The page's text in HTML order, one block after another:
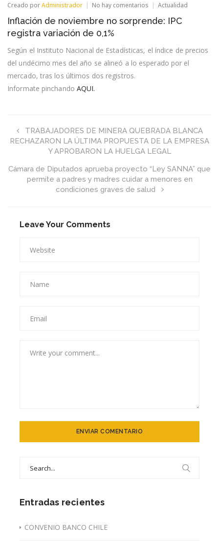
Creado porAdministrador No hay comentarios en
de
sorprende:
IPC
registra
Actualidad
Inflación de noviembre no sorprende: IPC
registra variación de 0,1%
Según el Instituto Nacional de Estadísticas, el índice de precios
del undécimo mes del año se alineó a lo esperado por el
mercado, tras los últimos dos registros.
Informate pinchando AQUI.
TRABAJADORES DE MINERA QUEBRADA BLANCA
RECHAZARON LA ÚLTIMA PROPUESTA DE LA EMPRESA
Y APROBARON LA HUELGA LEGAL
Cámara de Diputados aprueba proyecto “Ley SANNA” que
permite a padres y madres cuidar a menores en
condiciones graves de salud
Leave Your Comments
Entradas recientes
CONVENIO BANCO CHILE